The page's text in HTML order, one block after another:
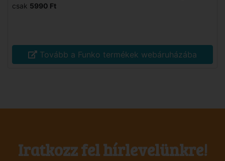
csak 5990 Ft
Tovább a Funko termékek webáruházába
Iratkozz fel hírlevelünkre!